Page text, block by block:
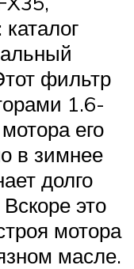
фильтр
1.6-
его
в зимнее
долго
это
мотора
масле.